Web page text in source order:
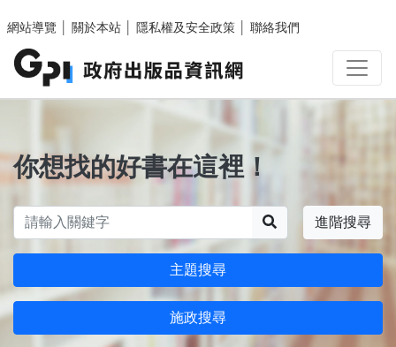
網站導覽
關於本站 隱私權及安全政策 聯絡我們
你想找的好書在這裡！
進階搜尋
主題搜尋
施政搜尋